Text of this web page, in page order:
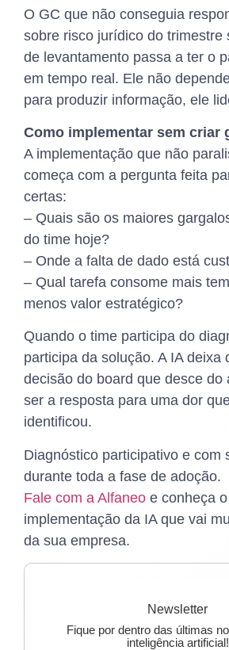
O GC que não conseguia
sobre risco jurídico do trimestre
de levantamento passa a ter o
em tempo real. Ele não
para produzir informação, ele
Como implementar sem criar
A implementação que não
começa com a pergunta feita
certas:
– Quais são os maiores
do time hoje?
– Onde a falta de dado está
– Qual tarefa consome mais
menos valor estratégico?
Quando o time participa do
participa da solução. A IA deixa
decisão do board que desce do
ser a resposta para uma dor
identificou.
Diagnóstico participativo e com
durante toda a fase de adoção.
Fale com a Alfaneo e conheça
implementação da IA que vai
da sua empresa.
Newsletter
Fique por dentro das últimas
inteligência artificial!